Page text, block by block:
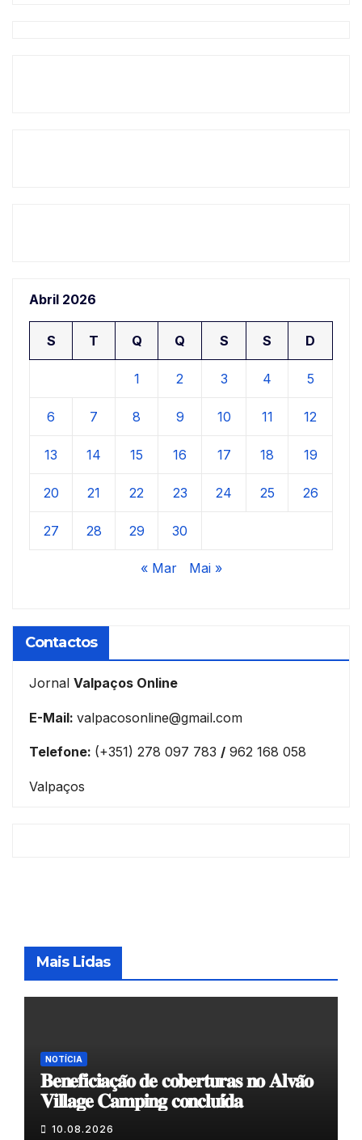
Abril 2026
S T Q Q S S D
1 2 3 4 5
6 7 8 9 10 11 12
13 14 15 16 17 18 19
20 21 22 23 24 25 26
27 28 29 30
« Mar Mai »
Contactos
Jornal Valpaços Online
E-Mail: valpacosonline@gmail.com
Telefone: (+351) 278 097 783 / 962 168 058
Valpaços
Mais Lidas
NOTÍCIA
𝐁𝐞𝐧𝐞𝐟𝐢𝐜𝐢𝐚𝐜̧𝐚̃𝐨 𝐝𝐞 𝐜𝐨𝐛𝐞𝐫𝐭𝐮𝐫𝐚𝐬 𝐧𝐨 𝐀𝐥𝐯𝐚̃𝐨
𝐕𝐢𝐥𝐥𝐚𝐠𝐞 𝐂𝐚𝐦𝐩𝐢𝐧𝐠 𝐜𝐨𝐧𝐜𝐥𝐮𝐢́𝐝𝐚
10.08.2026